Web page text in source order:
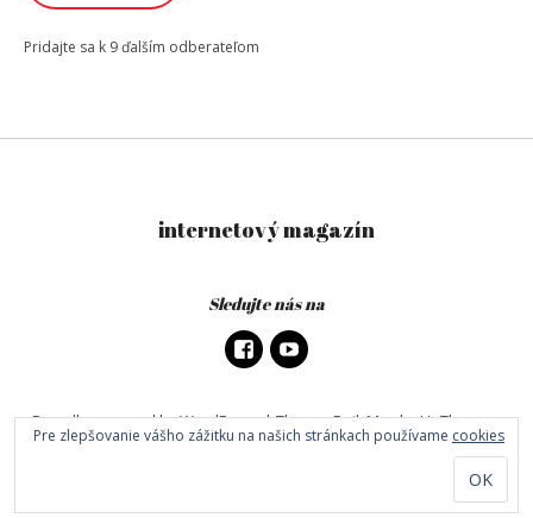
Pridajte sa k 9 ďalším odberateľom
internetový magazín
Sledujte nás na
Proudly powered by WordPress|Theme: DailyMag byUpThemes.
Pre zlepšovanie vášho zážitku na našich stránkach používame cookies